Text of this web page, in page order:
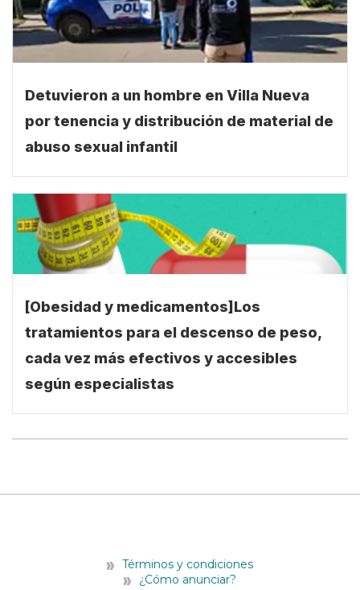
Detuvieron a un hombre en Villa Nueva
por tenencia y distribución de material de
abuso sexual infantil
[Obesidad y medicamentos]Los
tratamientos para el descenso de peso,
cada vez más efectivos y accesibles
según especialistas